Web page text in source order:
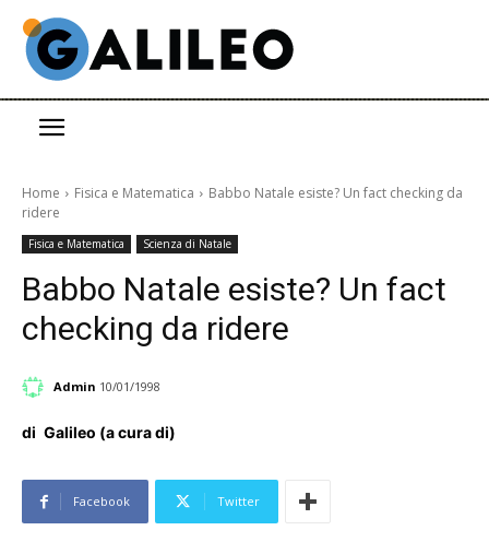
Home Fisica e Matematica
Babbo Natale esiste? Un fact checking da
ridere
Fisica e Matematica Scienza di Natale
Babbo Natale esiste? Un fact
checking da ridere
Admin 10/01/1998
di Galileo (a cura di)
Facebook Twitter